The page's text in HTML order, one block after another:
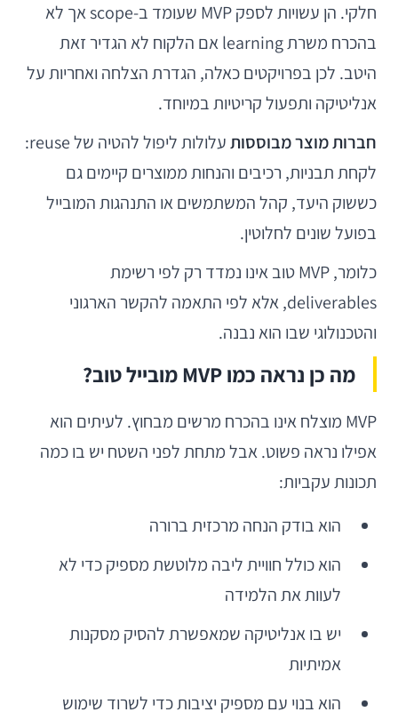
חלקי. הן עשויות לספק MVP שעומד ב-scope אך לא
בהכרח משרת learning אם הלקוח לא הגדיר זאת
היטב. לכן בפרויקטים כאלה, הגדרת הצלחה ואחריות על
אנליטיקה ותפעול קריטיות במיוחד.
חברות מוצר מבוססות
עלולות ליפול להטיה של reuse:
לקחת תבניות, רכיבים והנחות ממוצרים קיימים גם
כששוק היעד, קהל המשתמשים או התנהגות המובייל
בפועל שונים לחלוטין.
כלומר, MVP טוב אינו נמדד רק לפי רשימת
deliverables, אלא לפי התאמה להקשר הארגוני
והטכנולוגי שבו הוא נבנה.
מה כן נראה כמו MVP מובייל טוב?
MVP מוצלח אינו בהכרח מרשים מבחוץ. לעיתים הוא
אפילו נראה פשוט. אבל מתחת לפני השטח יש בו כמה
תכונות עקביות:
הוא בודק הנחה מרכזית ברורה
הוא כולל חוויית ליבה מלוטשת מספיק כדי לא
לעוות את הלמידה
יש בו אנליטיקה שמאפשרת להסיק מסקנות
אמיתיות
הוא בנוי עם מספיק יציבות כדי לשרוד שימוש